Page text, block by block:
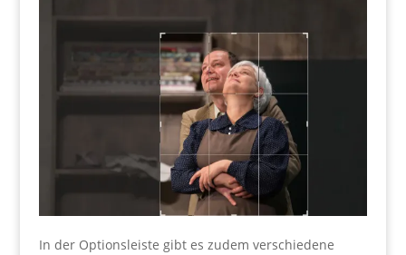
In der Optionsleiste gibt es zudem verschiedene